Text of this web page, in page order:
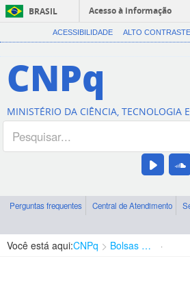
BRASIL
Acesso à informação
ACESSIBILIDADE ALTO CONTRASTE
CNPq
MINISTÉRIO DA CIÊNCIA, TECNOLOGIA
Perguntas frequentes Central de Atendimento
Você está aqui:CNPq Bolsas e Auxílios Vigentes